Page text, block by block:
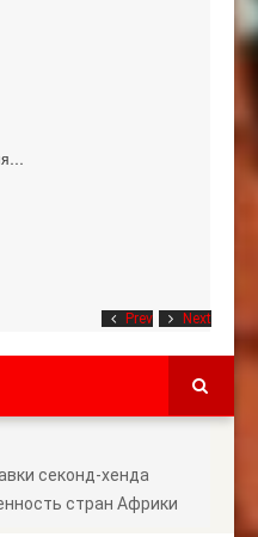
Prev Next
секонд-хенда
стран Африки